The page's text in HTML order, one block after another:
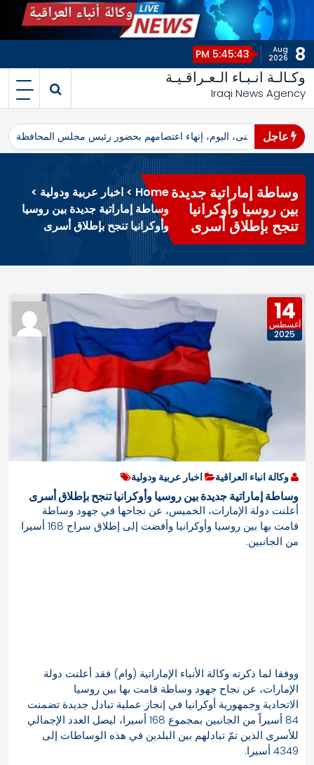
i
t
8
Aug
2026
5:45:43 PM
وكـالـة انـبـاء الـعـراقـيـة
Iraqi News Agency
عاجل
محافظ المثنى، اليوم، إنهاء اعتصامهم بحضور رئيس مجلس المحافظة
وساطة إماراتية جديدة
بين روسيا وأوكرانيا
تنجح بإطلاق أسرى
Home
>اخبار عربية ودولية >
وساطة إماراتية جديدة بين روسيا
وأوكرانيا تنجح بإطلاق أسرى
14
أغسطس
2025
وكالة انباء العراقية اخبار عربية ودولية
وساطة إماراتية جديدة بين روسيا وأوكرانيا تنجح بإطلاق أسرى
أعلنت دولة الإمارات، الخميس، عن نجاحها في جهود وساطة
قامت بها بين روسيا وأوكرانيا وأفضت إلى إطلاق سراح 168 أسيرا
من الجانبين.
ووفقا لما ذكرته وكالة الأنباء الإماراتية (وام) فقد أعلنت دولة
الإمارات، عن نجاح جهود وساطة قامت بها بين روسيا
الاتحادية وجمهورية أوكرانيا في إنجاز عملية تبادل جديدة تضمنت
84 أسيراً من الجانبين بمجموع 168 أسيرا، ليصل العدد الإجمالي
للأسرى الذين تمّ تبادلهم بين البلدين في هذه الوساطات إلى
4349 أسيرا.